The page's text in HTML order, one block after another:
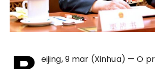
eijing, 9 mar (Xinhua) — O